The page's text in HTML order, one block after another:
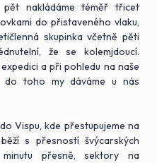
nakládáme téměř třicet
do přistaveného vlaku,
skupinka včetně pěti
že se kolemjdoucí.
a při pohledu na naše
do toho my dáváme u nás
Vispu, kde přestupujeme na
s přesností švýcarských
přesně, sektory na